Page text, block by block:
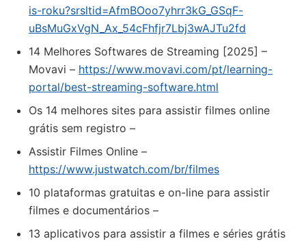
is-roku?srsltid=AfmBOoo7yhrr3kG_GSqF-
uBsMuGxVgN_Ax_54cFhfjr7Lbj3wAJTu2fd
14 Melhores Softwares de Streaming [2025] –
Movavi – https://www.movavi.com/pt/learning-
portal/best-streaming-software.html
Os 14 melhores sites para assistir filmes online
grátis sem registro –
Assistir Filmes Online –
https://www.justwatch.com/br/filmes
10 plataformas gratuitas e on-line para assistir
filmes e documentários –
13 aplicativos para assistir a filmes e séries grátis